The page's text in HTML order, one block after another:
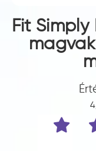
Fit